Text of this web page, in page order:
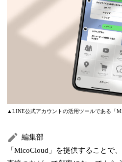
▲LINE公式アカウントの活用ツールである「
編集部
「MicoCloud」を提供することで